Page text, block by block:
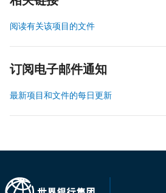
阅读有关该项目的文件
订阅电子邮件通知
最新项目和文件的每日更新